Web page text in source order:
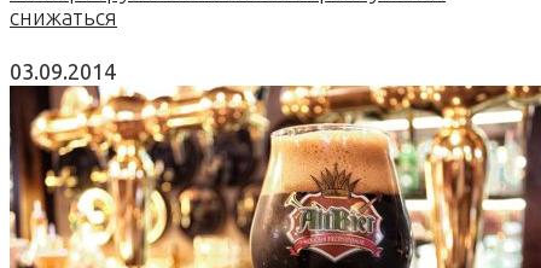
снижаться
03.09.2014